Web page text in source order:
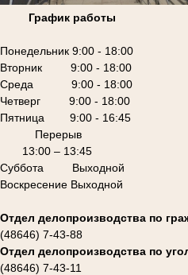
График работы
Понедельник 9:00 - 18:00
Вторник 9:00 - 18:00
Среда 9:00 - 18:00
Четверг 9:00 - 18:00
Пятница 9:00 - 16:45
Перерыв
13:00 – 13:45
Суббота Выходной
Воскресение Выходной
Отдел делопроизводства по
(48646) 7-43-88
Отдел делопроизводства по
(48646) 7-43-11